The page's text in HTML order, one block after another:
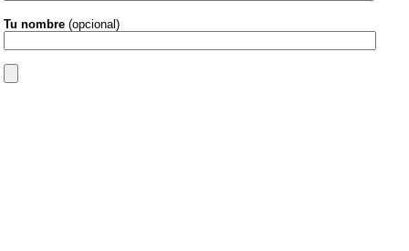
Tu nombre (opcional)